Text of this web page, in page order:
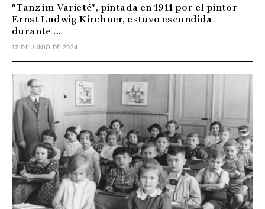
"Tanz im Varieté", pintada en 1911 por el pintor
Ernst Ludwig Kirchner, estuvo escondida
durante ...
12 DE JUNIO DE 2024